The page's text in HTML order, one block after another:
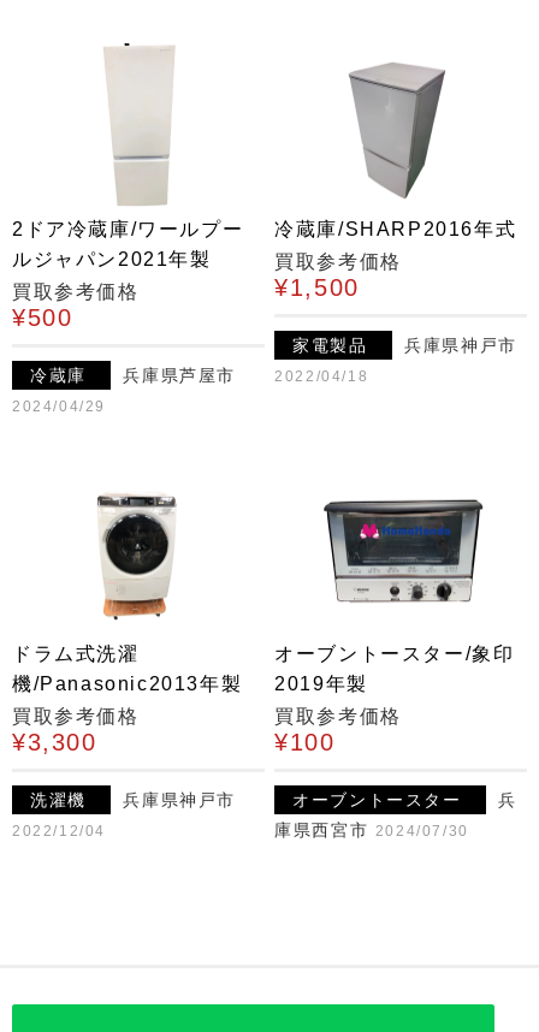
2ドア冷蔵庫/ワールプー
ルジャパン2021年製
買取参考価格
¥500
冷蔵庫 兵庫県芦屋市
2024/04/29
冷蔵庫/SHARP2016年式
買取参考価格
¥1,500
家電製品 兵庫県神戸市
2022/04/18
ドラム式洗濯
機/Panasonic2013年製
買取参考価格
¥3,300
洗濯機 兵庫県神戸市
2022/12/04
オーブントースター/象印
2019年製
買取参考価格
¥100
オーブントースター
兵
庫県西宮市 2024/07/30